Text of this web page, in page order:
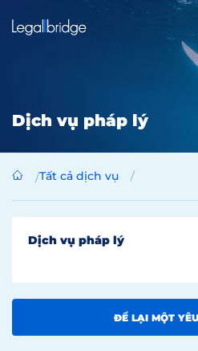
Dịch vụ pháp lý
Tất cả dịch vụ
ĐỂ LẠI MỘT
Dịch vụ pháp lý